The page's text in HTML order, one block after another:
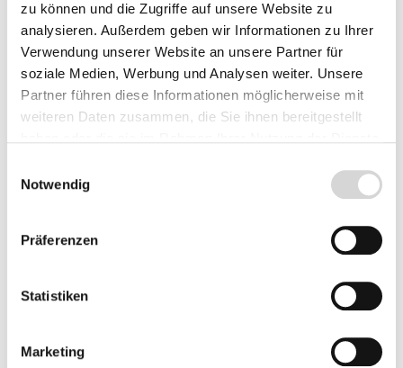
zu können und die Zugriffe auf unsere Website zu
analysieren. Außerdem geben wir Informationen zu Ihrer
Verwendung unserer Website an unsere Partner für
soziale Medien, Werbung und Analysen weiter. Unsere
Partner führen diese Informationen möglicherweise mit
weiteren Daten zusammen, die Sie ihnen bereitgestellt
Notwendig
Präferenzen
Statistiken
Marketing
Lieferzeit: 4 - 8 Werktage
Produkt Anzahl: Gib den gewünschten
In den Warenkorb
Fragen zum Artikel